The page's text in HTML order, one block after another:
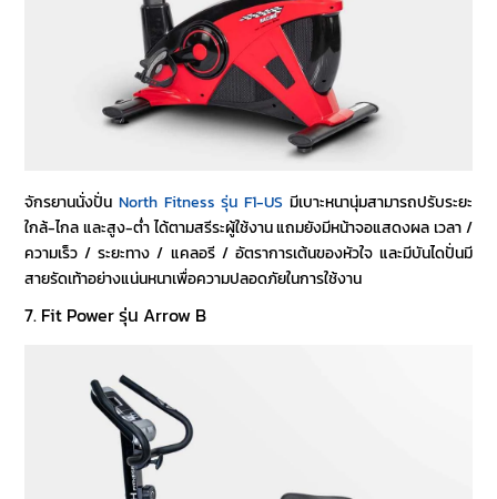
จักรยานนั่งปั่นNorth Fitness รุ่น F1-USมีเบาะหนานุ่มสามารถปรับระยะ
ใกล้-ไกล และสูง-ต่ำ ได้ตามสรีระผู้ใช้งาน แถมยังมีหน้าจอแสดงผล เวลา /
ความเร็ว / ระยะทาง / แคลอรี / อัตราการเต้นของหัวใจ และมีบันไดปั่นมี
สายรัดเท้าอย่างแน่นหนาเพื่อความปลอดภัยในการใช้งาน
7. Fit Power รุ่น Arrow B